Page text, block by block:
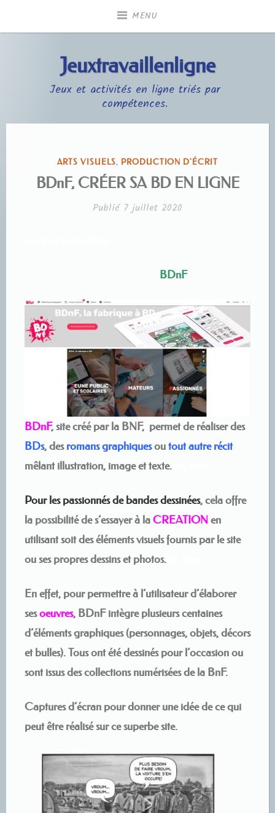
MENU
Jeuxtravaillenligne
Jeux et activités en ligne triés par
compétences.
PUBLIÉ
DANS
ARTS VISUELS, PRODUCTION D'ÉCRIT
BDnF, CRÉER SA BD EN LIGNE
Publié 7 juillet 2020
BDnF
BDnF, site créé par la BNF, permet de réaliser des
BDs, desromans graphiquesoutout autre récit
mêlant illustration, image et texte.
Pour les passionnés de bandes dessinées, cela offre
la possibilité de s’essayer à laCREATIONen
utilisant soit des éléments visuels fournis par le site
ou ses propres dessins et photos.
En effet, pour permettre à l’utilisateur d’élaborer
sesoeuvres, BDnF intègre plusieurs centaines
d’éléments graphiques (personnages, objets, décors
et bulles). Tous ont été dessinés pour l’occasion ou
sont issus des collections numérisées de la BnF.
Captures d’écran pour donner une idée de ce qui
peut être réalisé sur ce superbe site.